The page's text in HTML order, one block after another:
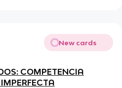
New cards
COMPETENCIA